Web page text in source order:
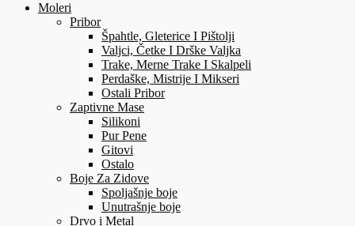
Moleri
Pribor
Špahtle, Gleterice I Pištolji
Valjci, Četke I Drške Valjka
Trake, Merne Trake I Skalpeli
Perdaške, Mistrije I Mikseri
Ostali Pribor
Zaptivne Mase
Silikoni
Pur Pene
Gitovi
Ostalo
Boje Za Zidove
Spoljašnje boje
Unutrašnje boje
Drvo i Metal